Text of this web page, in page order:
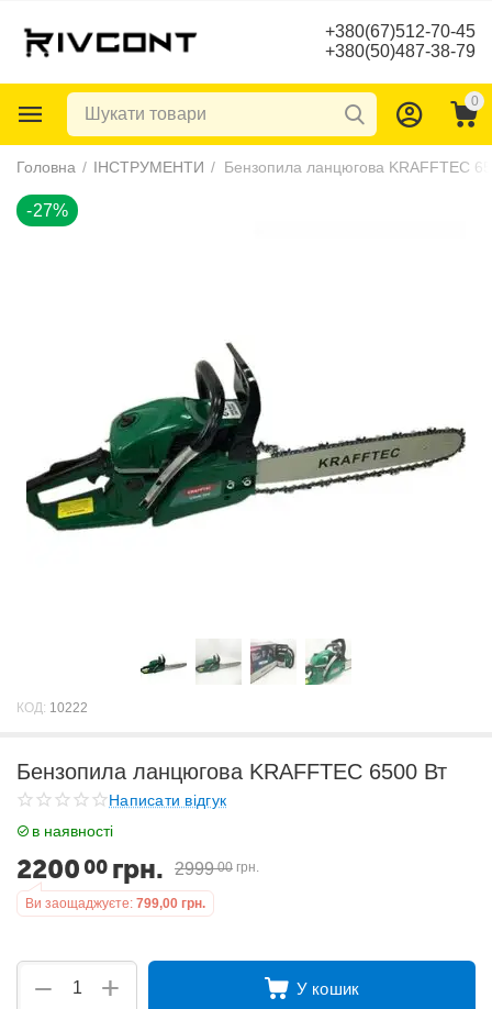
+380(67)512-70-45
+380(50)487-38-79
0
Головна / ІНСТРУМЕНТИ / Бензопила ланцюгова KRAFFTEC
КОД: 10222
Бензопила ланцюгова KRAFFTEC 6500 Вт
Написати відгук
в наявності
2200 00 грн. 2999 00 грн.
Ви заощаджуєте: 799,00 грн.
+
− У кошик